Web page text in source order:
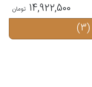
14,922,500
(3)